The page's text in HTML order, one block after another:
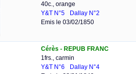
40c., orange
Y&T N°5
Dallay N°2
Emis le 03/02/1850
Cérès - REPUB FRANC
1frs., carmin
Y&T N°6
Dallay N°4